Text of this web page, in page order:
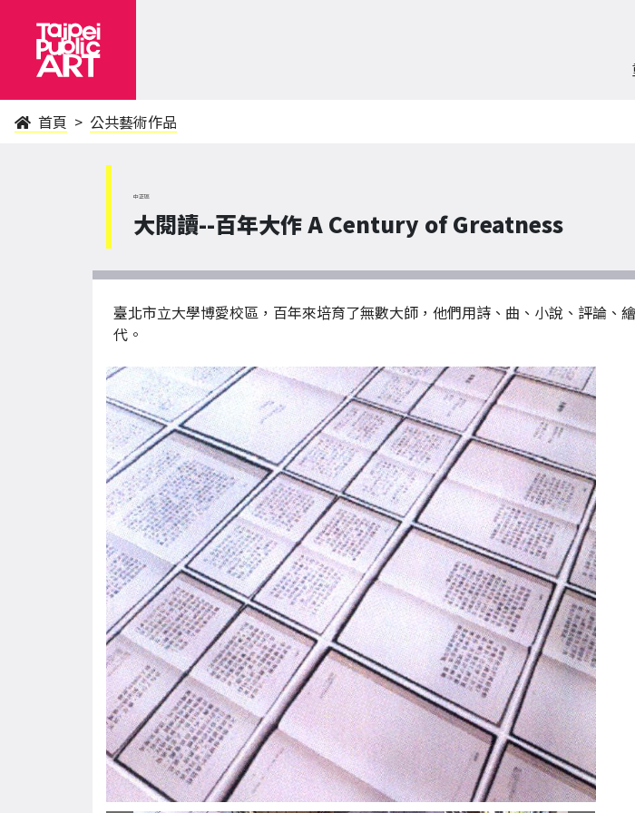
首頁 公共藝術作品
中正區
大閱讀--百年大作 A Century of Greatness
臺北市立大學博愛校區，百年來培育了無數大師，他們用詩、曲、小說、評論
代。